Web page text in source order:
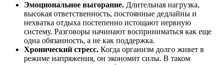
Эмоциональное выгорание. Длительная нагрузка,
высокая ответственность, постоянные дедлайны и
нехватка отдыха постепенно истощают нервную
систему. Разговоры начинают восприниматься как еще
одна обязанность, а не как поддержка.
Хронический стресс. Когда организм долго живет в
режиме напряжения, он экономит силы. В таком